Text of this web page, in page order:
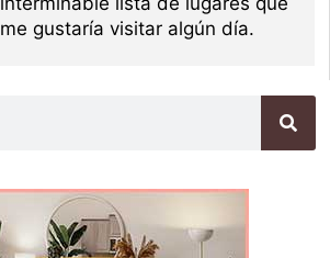
me gustaría visitar algún día.